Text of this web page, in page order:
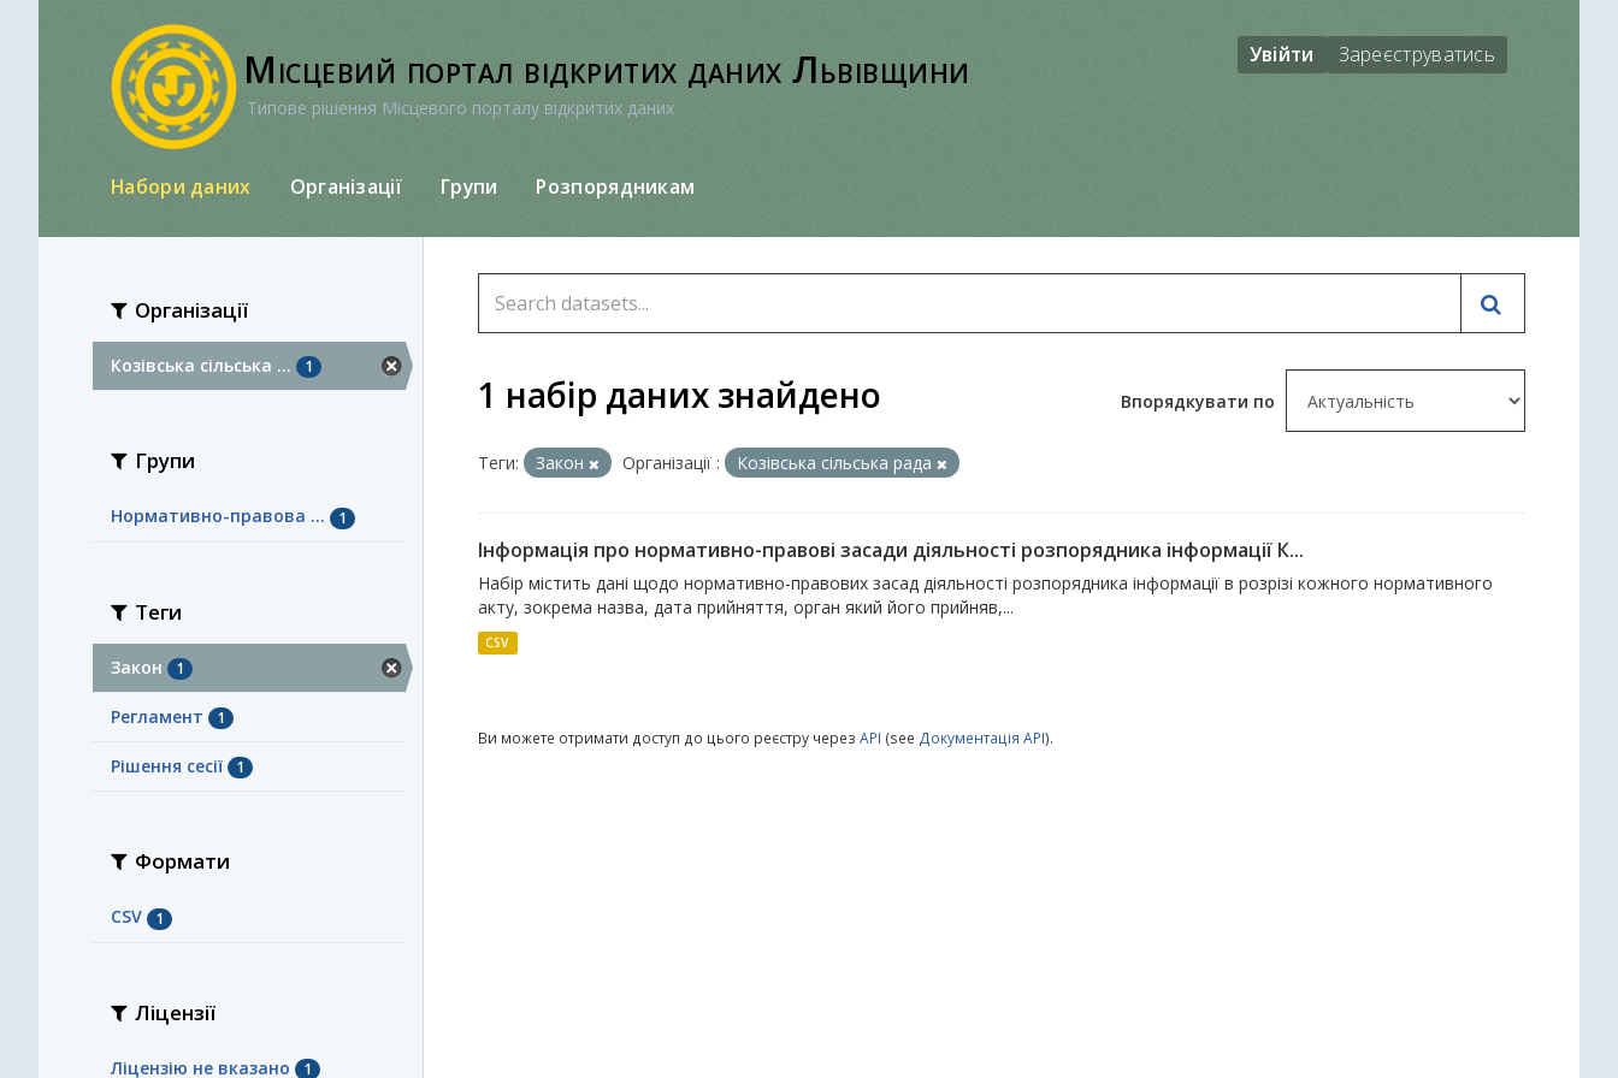
Місцевий портал відкритих даних Львівщини
Типове рішення Місцевого порталу відкритих даних
Увійти Зареєструватись
Набори даних Організації Групи Розпорядникам
Організації
Козівська сільська ... 1
Групи
Нормативно-правова ... 1
Теги
Закон 1
Регламент 1
Рішення сесії 1
Формати
CSV 1
Ліцензії
Ліцензію не вказано 1
Впорядкувати по
1 набір даних знайдено
Теги: Закон Організації : Козівська сільська рада
Інформація про нормативно-правові засади діяльності розпорядника інформації К...
Набір містить дані щодо нормативно-правових засад діяльності розпорядника інформації в розрізі кожного нормативного
акту, зокрема назва, дата прийняття, орган який його прийняв,...
CSV
Ви можете отримати доступ до цього реєстру через API (see Документація API).